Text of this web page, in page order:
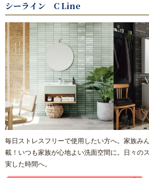
ガス給湯器
エコジョーズ
電気温水器
エコキュート
トイレ
システムキッチン
浴室(風呂)
シーライン C Line
毎日ストレスフリーで使用したい方へ。家族み
載！いつも家族が心地よい洗面空間に。日々の
実した時間へ。